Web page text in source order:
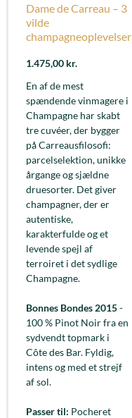
Dame de Carreau – 3
vilde
champagneoplevelser
1.475,00 kr.
En af de mest
spændende vinmagere i
Champagne har skabt
tre cuvéer, der bygger
på Carreausfilosofi:
parcelselektion, unikke
årgange og sjældne
druesorter. Det giver
champagner, der er
autentiske,
karakterfulde og et
levende spejl af
terroiret i det sydlige
Champagne.
Bonnes Bondes 2015-
100 % Pinot Noir fra en
sydvendt topmark i
Côte des Bar. Fyldig,
intens og med et strejf
af sol.
Passer til: Pocheret